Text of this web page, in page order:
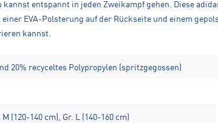
kannst entspannt in jeden Zweikampf gehen. Diese
EVA-Polsterung auf der Rückseite und einem
kannst.
20% recyceltes Polypropylen (spritzgegossen)
(120-140 cm), Gr. L (140-160 cm)